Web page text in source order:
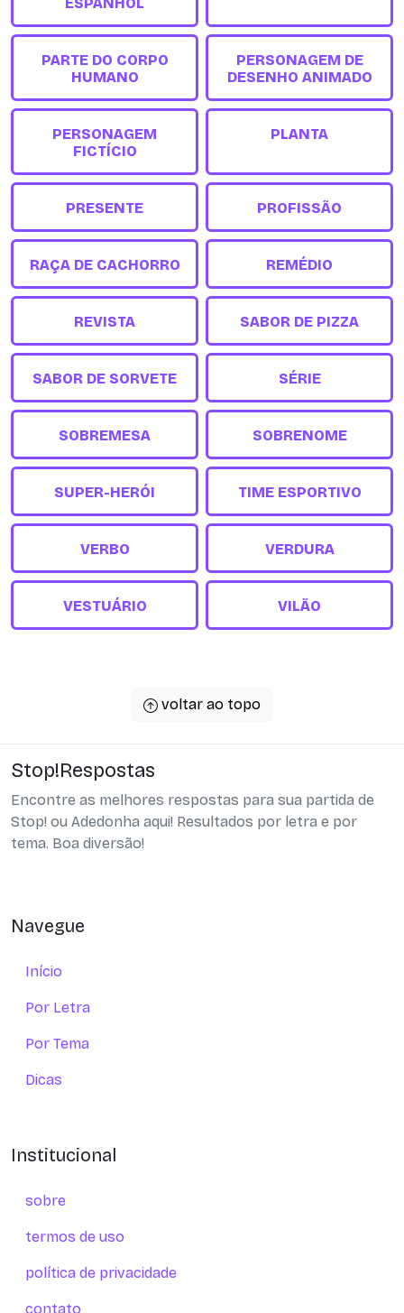
PARTE DO CORPO
HUMANO
PERSONAGEM DE
DESENHO ANIMADO
PERSONAGEM
FICTÍCIO
PLANTA
PRESENTE PROFISSÃO
RAÇA DE CACHORRO REMÉDIO
REVISTA SABOR DE PIZZA
SABOR DE SORVETE SÉRIE
SOBREMESA SOBRENOME
SUPER-HERÓI TIME ESPORTIVO
VERBO VERDURA
VESTUÁRIO VILÃO
voltar ao topo
Stop!Respostas
Encontre as melhores respostas para sua partida de
Stop! ou Adedonha aqui! Resultados por letra e por
tema. Boa diversão!
Navegue
Início
Por Letra
Por Tema
Dicas
Institucional
sobre
termos de uso
política de privacidade
contato